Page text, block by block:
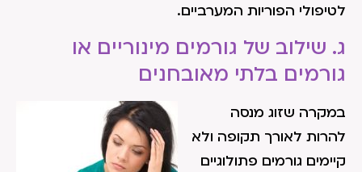
לטיפולי הפוריות המערביים.
ג. שילוב של גורמים מינוריים או
גורמים בלתי מאובחנים
במקרה שזוג מנסה
להרות לאורך תקופה ולא
קיימים גורמים פתולוגיים